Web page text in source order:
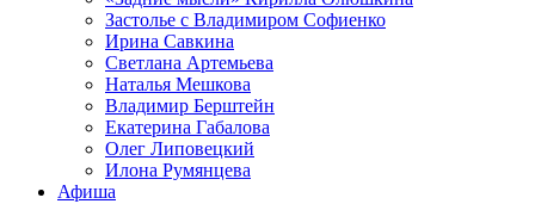
Застолье с Владимиром Софиенко
Ирина Савкина
Светлана Артемьева
Наталья Мешкова
Владимир Берштейн
Екатерина Габалова
Олег Липовецкий
Илона Румянцева
Афиша